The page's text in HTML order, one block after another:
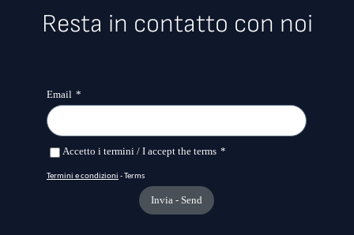
Resta in contatto con noi